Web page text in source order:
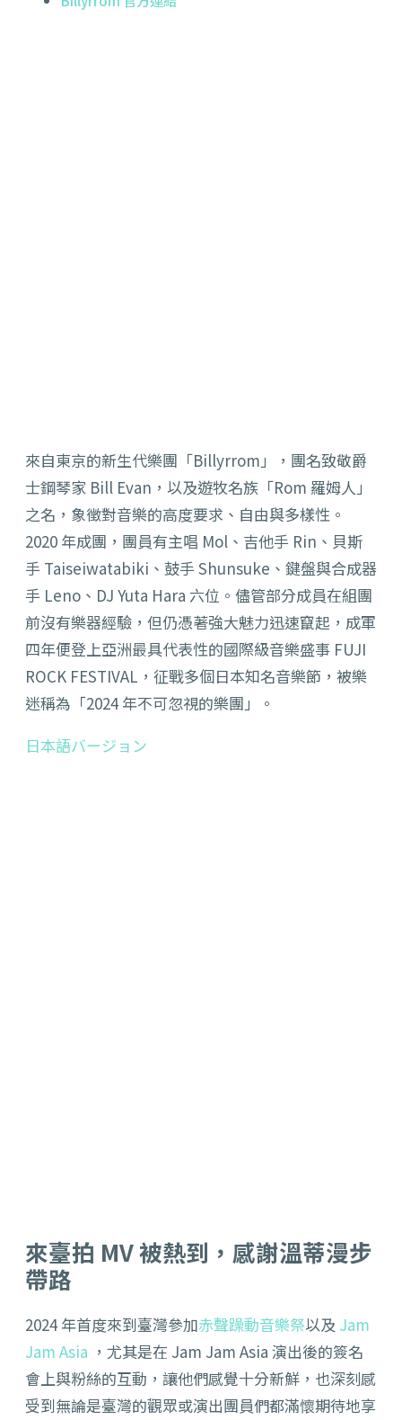
來自東京的新生代樂團「Billyrrom」，團名致敬爵
士鋼琴家 Bill Evan，以及遊牧名族「Rom 羅姆人」
之名，象徵對音樂的高度要求、自由與多樣性。
2020 年成團，團員有主唱 Mol、吉他手 Rin、貝斯
手 Taiseiwatabiki、鼓手 Shunsuke、鍵盤與合成器
手 Leno、DJ Yuta Hara 六位。儘管部分成員在組團
前沒有樂器經驗，但仍憑著強大魅力迅速竄起，成軍
四年便登上亞洲最具代表性的國際級音樂盛事 FUJI
ROCK FESTIVAL，征戰多個日本知名音樂節，被樂
迷稱為「2024 年不可忽視的樂團」。
日本語バージョン
來臺拍 MV 被熱到，感謝溫蒂漫步
帶路
2024 年首度來到臺灣參加赤聲躁動音樂祭以及 Jam
Jam Asia ，尤其是在 Jam Jam Asia 演出後的簽名
會上與粉絲的互動，讓他們感覺十分新鮮，也深刻感
受到無論是臺灣的觀眾或演出團員們都滿懷期待地享